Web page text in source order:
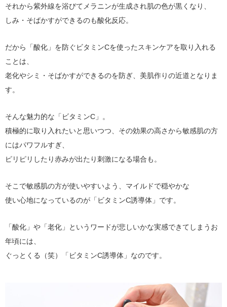
それから紫外線を浴びてメラニンが生成され肌の色が黒くなり、
しみ・そばかすができるのも酸化反応。
だから「酸化」を防ぐビタミンCを使ったスキンケアを取り入れる
ことは、
老化やシミ・そばかすができるのを防ぎ、美肌作りの近道となりま
す。
そんな魅力的な「ビタミンC」。
積極的に取り入れたいと思いつつ、その効果の高さから敏感肌の方
にはパワフルすぎ、
ピリピリしたり赤みが出たり刺激になる場合も。
そこで敏感肌の方が使いやすいよう、マイルドで穏やかな
使い心地になっているのが「ビタミンC誘導体」です。
「酸化」や「老化」というワードが悲しいかな実感できてしまうお
年頃には、
ぐっとくる（笑）「ビタミンC誘導体」なのです。